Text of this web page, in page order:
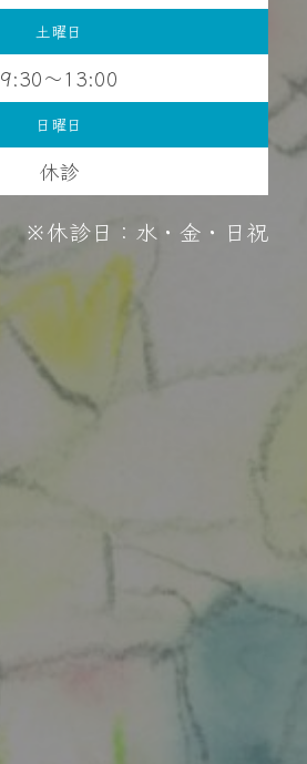
土曜日
9:30〜13:00
日曜日
休診
※休診日：水・金・日祝